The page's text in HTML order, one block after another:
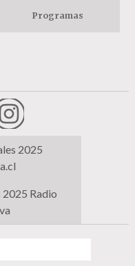
Programas
2025
Radio